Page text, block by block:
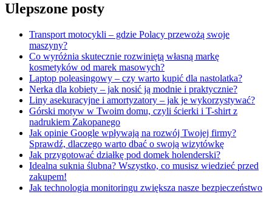
Ulepszone posty
Transport motocykli – gdzie Polacy przewożą swoje
maszyny?
Co wyróżnia skutecznie rozwiniętą własną markę
kosmetyków od marek masowych?
Laptop poleasingowy – czy warto kupić dla nastolatka?
Nerka dla kobiety – jak nosić ją modnie i praktycznie?
Liny asekuracyjne i amortyzatory – jak je wykorzystywać?
Górski motyw w Twoim domu, czyli ścierki i T-shirt z
nadrukiem Zakopanego
Jak opinie Google wpływają na rozwój Twojej firmy?
Sprawdź, dlaczego warto dbać o swoją wizytówkę
Jak przygotować działkę pod domek holenderski?
Idealna suknia ślubna? Wszystko, co musisz wiedzieć przed
zakupem!
Jak technologia monitoringu zwiększa nasze bezpieczeństwo